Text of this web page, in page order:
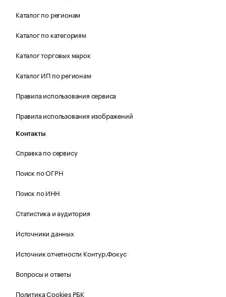
Каталог по регионам
Каталог по категориям
Каталог торговых марок
Каталог ИП по регионам
Правила использования сервиса
Правила использования изображений
Контакты
Справка по сервису
Поиск по ОГРН
Поиск по ИНН
Статистика и аудитория
Источники данных
Источник отчетности Контур.Фокус
Вопросы и ответы
Политика Cookies РБК